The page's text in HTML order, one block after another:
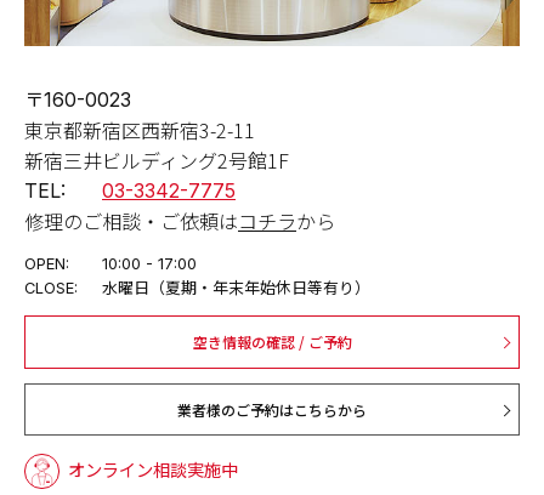
〒160-0023
東京都新宿区西新宿3-2-11
新宿三井ビルディング2号館1F
TEL: 03-3342-7775
修理のご相談・ご依頼はコチラから
OPEN:
10:00 - 17:00
CLOSE:
水曜日（夏期・年末年始休日等有り）
空き情報の確認 / ご予約
業者様のご予約はこちらから
オンライン相談実施中